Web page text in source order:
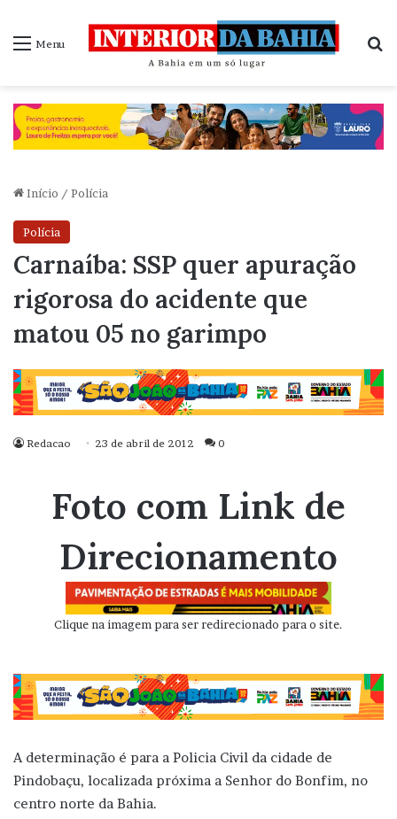
Menu
Início / Polícia
Polícia
Carnaíba: SSP quer apuração
rigorosa do acidente que
matou 05 no garimpo
Redacao 23 de abril de 2012 0
Foto com Link de
Direcionamento
Clique na imagem para ser redirecionado para o site.
A determinação é para a Policia Civil da cidade de
Pindobaçu, localizada próxima a Senhor do Bonfim, no
centro norte da Bahia.